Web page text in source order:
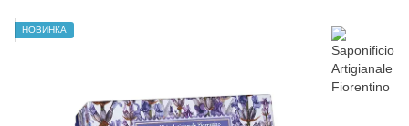
НОВИНКА